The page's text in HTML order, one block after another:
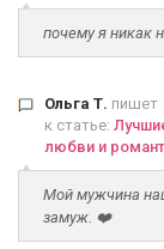
почему я никак
Ольга Т. пишет
к статье:
любви и
Мой мужчина
замуж. ❤️